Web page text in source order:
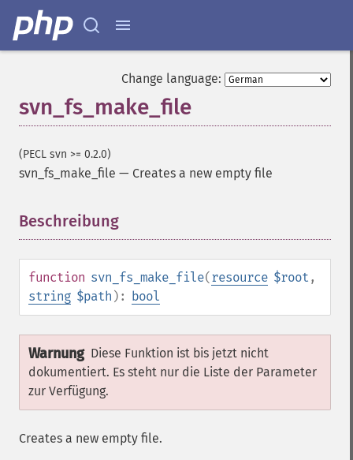
Change language:
svn_fs_make_file
(PECL svn >= 0.2.0)
svn_fs_make_file — Creates a new empty file
Beschreibung
function svn_fs_make_file(resource $root ,
string $path ): bool
Warnung Diese Funktion ist bis jetzt nicht
dokumentiert. Es steht nur die Liste der Parameter
zur Verfügung.
Creates a new empty file.